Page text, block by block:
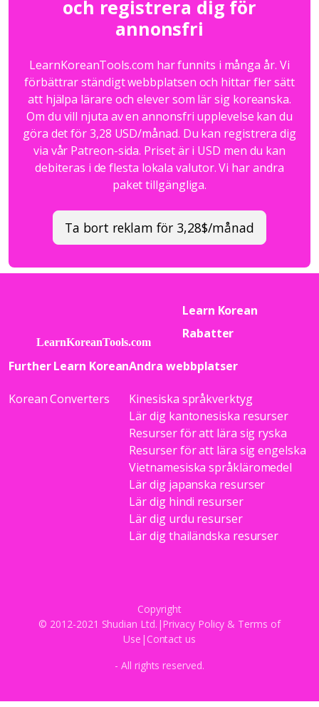
och registrera dig för
annonsfri
LearnKoreanTools.com har funnits i många år. Vi
förbättrar ständigt webbplatsen och hittar fler sätt
att hjälpa lärare och elever som lär sig koreanska.
Om du vill njuta av en annonsfri upplevelse kan du
göra det för 3,28 USD/månad. Du kan registrera dig
via vår Patreon-sida. Priset är i USD men du kan
debiteras i de flesta lokala valutor. Vi har andra
paket tillgängliga.
Ta bort reklam för 3,28$/månad
Learn Korean
Rabatter
Further Learn Korean
Korean Converters
Andra webbplatser
Kinesiska språkverktyg
Lär dig kantonesiska resurser
Resurser för att lära sig ryska
Resurser för att lära sig engelska
Vietnamesiska språkläromedel
Lär dig japanska resurser
Lär dig hindi resurser
Lär dig urdu resurser
Lär dig thailändska resurser
Copyright
© 2012-2021 Shudian Ltd.|Privacy Policy & Terms of
Use | Contact us
- All rights reserved.